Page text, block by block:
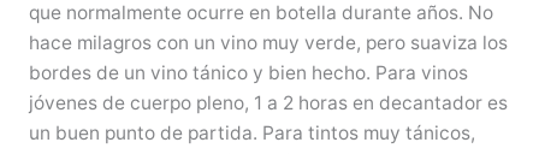
que normalmente ocurre en botella durante años. No
hace milagros con un vino muy verde, pero suaviza los
bordes de un vino tánico y bien hecho. Para vinos
jóvenes de cuerpo pleno, 1 a 2 horas en decantador es
un buen punto de partida. Para tintos muy tánicos,